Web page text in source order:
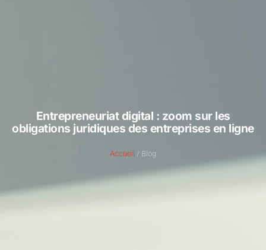
Entrepreneuriat digital : zoom sur les
obligations juridiques des entreprises en ligne
Accueil / Blog